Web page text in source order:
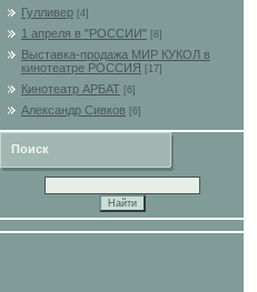
Гулливер [4]
1 апреля в "РОССИИ" [8]
Выставка-продажа МИР КУКОЛ в
кинотеатре РОССИЯ
[17]
Кинотеатр АРБАТ [6]
Александр Сивков [6]
Поиск